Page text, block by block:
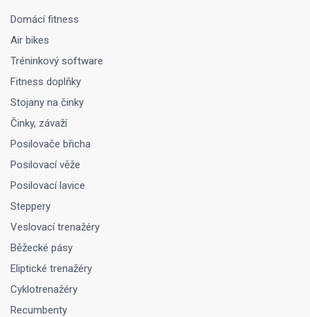
Domácí fitness
Air bikes
Tréninkový software
Fitness doplňky
Stojany na činky
Činky, závaží
Posilovače břicha
Posilovací věže
Posilovací lavice
Steppery
Veslovací trenažéry
Běžecké pásy
Eliptické trenažéry
Cyklotrenažéry
Recumbenty